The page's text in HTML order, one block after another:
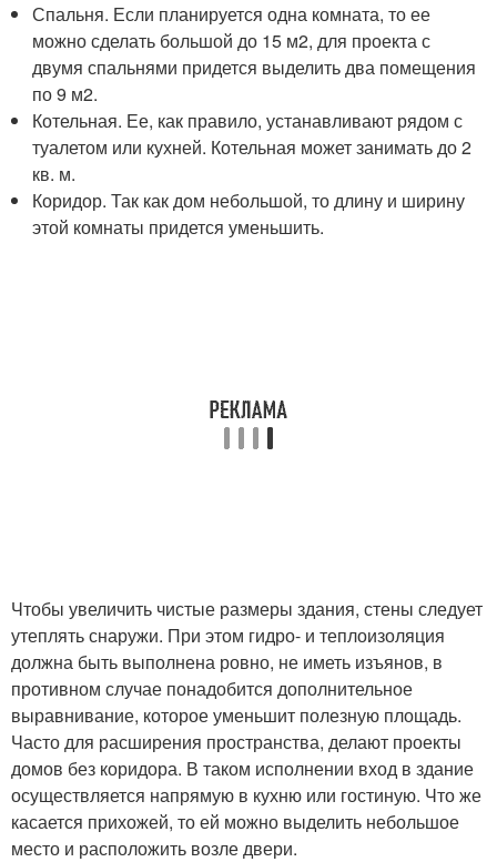
Спальня. Если планируется одна комната, то ее
можно сделать большой до 15 м2, для проекта с
двумя спальнями придется выделить два помещения
по 9 м2.
Котельная. Ее, как правило, устанавливают рядом с
туалетом или кухней. Котельная может занимать до 2
кв. м.
Коридор. Так как дом небольшой, то длину и ширину
этой комнаты придется уменьшить.
Чтобы увеличить чистые размеры здания, стены следует
утеплять снаружи. При этом гидро- и теплоизоляция
должна быть выполнена ровно, не иметь изъянов, в
противном случае понадобится дополнительное
выравнивание, которое уменьшит полезную площадь.
Часто для расширения пространства, делают проекты
домов без коридора. В таком исполнении вход в здание
осуществляется напрямую в кухню или гостиную. Что же
касается прихожей, то ей можно выделить небольшое
место и расположить возле двери.